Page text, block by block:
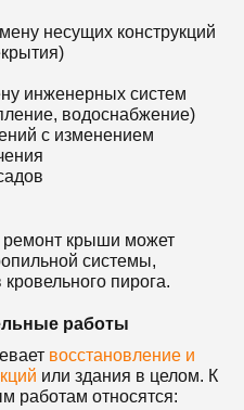
несущих конструкций
инженерных систем
водоснабжение)
с изменением
ремонт крыши может
системы,
пирога.
работы
восстановление и
или здания в целом. К
работам относятся: